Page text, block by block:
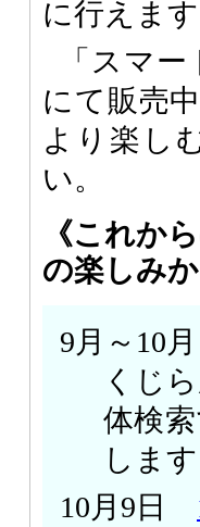
に行えます
「スマ
にて販売
より楽し
い。
《これか
の楽しみか
9月～10
くじ
体検
します
10月9日